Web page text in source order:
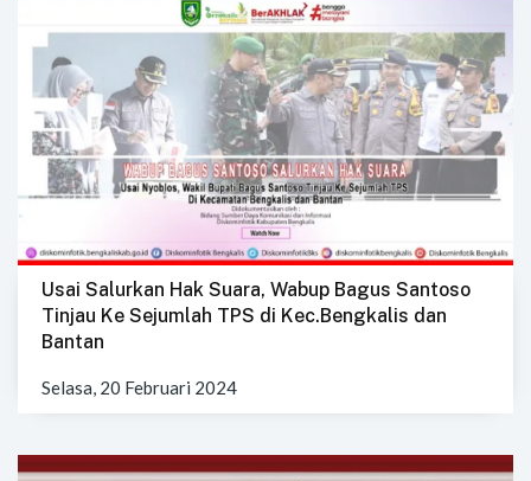
Usai Salurkan Hak Suara, Wabup Bagus Santoso
Tinjau Ke Sejumlah TPS di Kec.Bengkalis dan
Bantan
Selasa, 20 Februari 2024